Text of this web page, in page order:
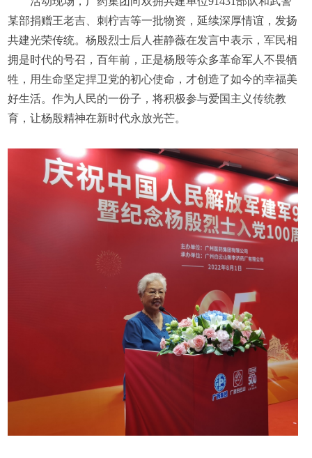
某部捐赠王老吉、刺柠吉等一批物资，延续深厚情谊，发扬
共建光荣传统。杨殷烈士后人崔静薇在发言中表示，军民相
拥是时代的号召，百年前，正是杨殷等众多革命军人不畏牺
牲，用生命坚定捍卫党的初心使命，才创造了如今的幸福美
好生活。作为人民的一份子，将积极参与爱国主义传统教
育，让杨殷精神在新时代永放光芒。